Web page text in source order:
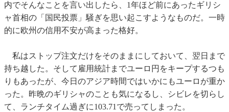
内でそんなことを言い出したら、1年ほど前にあったギリシ
ャ首相の「国民投票」騒ぎを思い起こすようなものだ。一時
的に欧州の信用不安が高まった格好。
私はストップ注文だけをそのままにしておいて、翌日まで
持ち越した。そして雇用統計までユーロ円をキープするつも
りもあったが、今日のアジア時間ではいかにもユーロが重か
った。昨晩のギリシャのことも気になるし、シビレを切らし
て、ランチタイム過ぎに103.71で売ってしまった。